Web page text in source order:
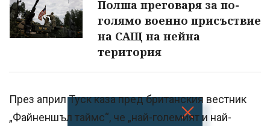
Полша преговаря за по-
голямо военно присъствие
на САЩ на нейна
територия
През април Туск каза пред британския вестник
„Файненшъл таймс“, че „най-големият и най-